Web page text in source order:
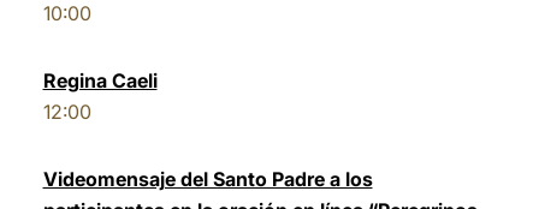
10:00
Regina Caeli
12:00
Videomensaje del Santo Padre a los